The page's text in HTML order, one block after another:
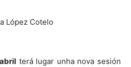
López Cotelo
terá lugar unha nova sesión